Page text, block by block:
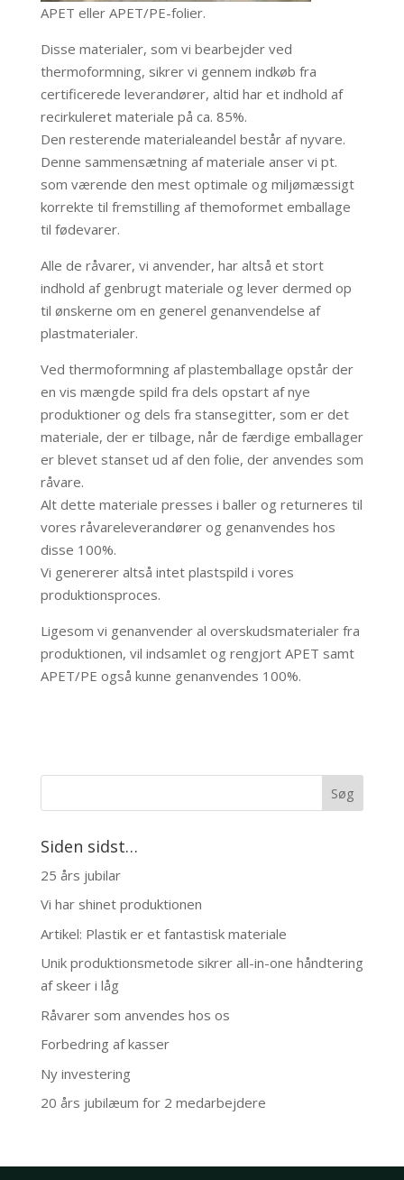
APET eller APET/PE-folier.
Disse materialer, som vi bearbejder ved
thermoformning, sikrer vi gennem indkøb fra
certificerede leverandører, altid har et indhold af
recirkuleret materiale på ca. 85%.
Den resterende materialeandel består af nyvare.
Denne sammensætning af materiale anser vi pt.
som værende den mest optimale og miljømæssigt
korrekte til fremstilling af themoformet emballage
til fødevarer.
Alle de råvarer, vi anvender, har altså et stort
indhold af genbrugt materiale og lever dermed op
til ønskerne om en generel genanvendelse af
plastmaterialer.
Ved thermoformning af plastemballage opstår der
en vis mængde spild fra dels opstart af nye
produktioner og dels fra stansegitter, som er det
materiale, der er tilbage, når de færdige emballager
er blevet stanset ud af den folie, der anvendes som
råvare.
Alt dette materiale presses i baller og returneres til
vores råvareleverandører og genanvendes hos
disse 100%.
Vi genererer altså intet plastspild i vores
produktionsproces.
Ligesom vi genanvender al overskudsmaterialer fra
produktionen, vil indsamlet og rengjort APET samt
APET/PE også kunne genanvendes 100%.
Siden sidst…
25 års jubilar
Vi har shinet produktionen
Artikel: Plastik er et fantastisk materiale
Unik produktionsmetode sikrer all-in-one håndtering
af skeer i låg
Råvarer som anvendes hos os
Forbedring af kasser
Ny investering
20 års jubilæum for 2 medarbejdere